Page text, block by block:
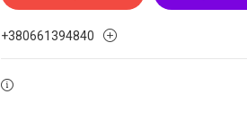
+380661394840